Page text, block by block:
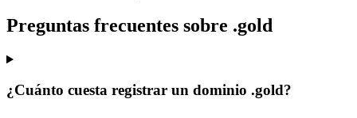
Preguntas frecuentes sobre .gold
¿Cuánto cuesta registrar un dominio .gold?